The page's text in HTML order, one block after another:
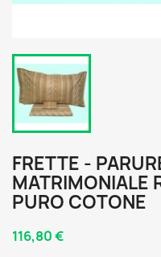
FRETTE -
MATRIMONIALE
PURO COTONE
116,80 €